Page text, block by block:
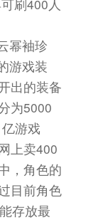
刷400人
幂袖珍
游戏装
出的装备
为5000
游戏
上卖400
，角色的
目前角色
存放最